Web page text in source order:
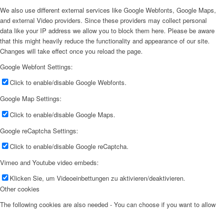
We also use different external services like Google Webfonts, Google Maps,
and external Video providers. Since these providers may collect personal
data like your IP address we allow you to block them here. Please be aware
that this might heavily reduce the functionality and appearance of our site.
Changes will take effect once you reload the page.
Google Webfont Settings:
Click to enable/disable Google Webfonts.
Google Map Settings:
Click to enable/disable Google Maps.
Google reCaptcha Settings:
Click to enable/disable Google reCaptcha.
Vimeo and Youtube video embeds:
Klicken Sie, um Videoeinbettungen zu aktivieren/deaktivieren.
Other cookies
The following cookies are also needed - You can choose if you want to allow